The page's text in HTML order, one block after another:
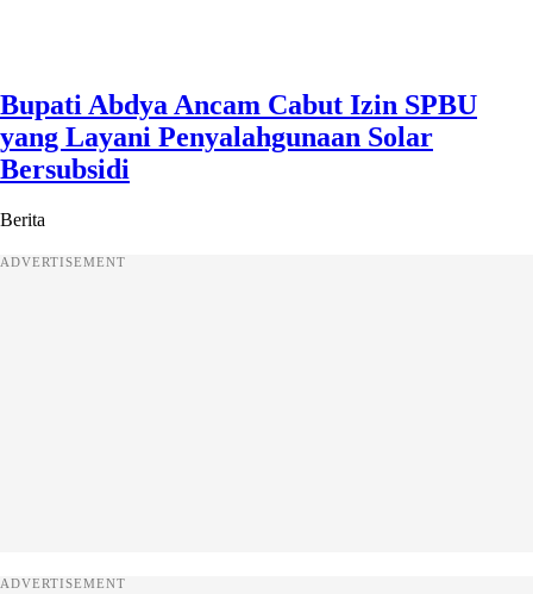
Bupati Abdya Ancam Cabut Izin SPBU
yang Layani Penyalahgunaan Solar
Bersubsidi
Berita
ADVERTISEMENT
ADVERTISEMENT